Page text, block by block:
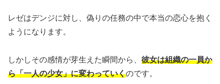
レゼはデンジに対し、偽りの任務の中で本当の恋心を抱く
ようになります。
しかしその感情が芽生えた瞬間から、 彼女は組織の一員か
ら「一人の少女」に変わっていくのです。